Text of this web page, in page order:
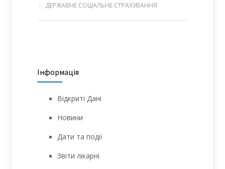
ДЕРЖАВНЕ СОЦІАЛЬНЕ СТРАХУВАННЯ
Інформація
Відкриті Дані
Новини
Дати та події
Звіти лікарні